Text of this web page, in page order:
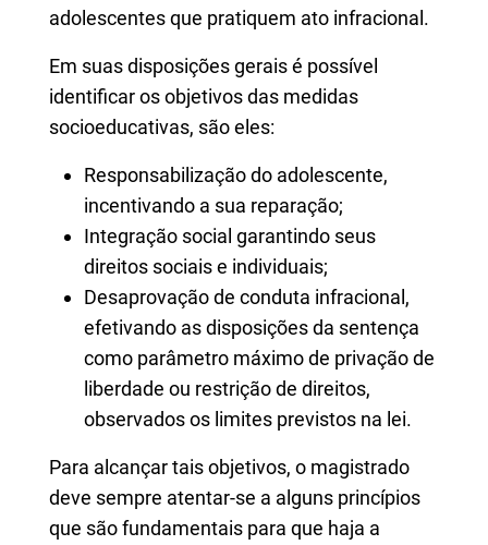
adolescentes que pratiquem ato infracional.
Em suas disposições gerais é possível
identificar os objetivos das medidas
socioeducativas, são eles:
Responsabilização do adolescente,
incentivando a sua reparação;
Integração social garantindo seus
direitos sociais e individuais;
Desaprovação de conduta infracional,
efetivando as disposições da sentença
como parâmetro máximo de privação de
liberdade ou restrição de direitos,
observados os limites previstos na lei.
Para alcançar tais objetivos, o magistrado
deve sempre atentar-se a alguns princípios
que são fundamentais para que haja a